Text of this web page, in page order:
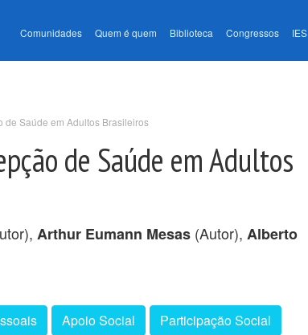
Comunidades Quem é quem Biblioteca Congressos IES
de Saúde em Adultos Brasileiros
de Saúde em Adultos
Arthur Eumann Mesas (Autor), Alberto
Apoio Social Participação Social